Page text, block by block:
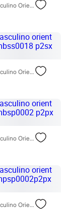
Relógio Masculino Orient Mpss1049g2gx Analógico Calendário Preto
Relógio Masculino Orient Analógico Mbss0018 P2sx Prateado
Relógio Masculino Orient Analógico Mbsp0002 P2px Prateado
Relógio Masculino Orient Analógico Mpsp0002p2px Preto